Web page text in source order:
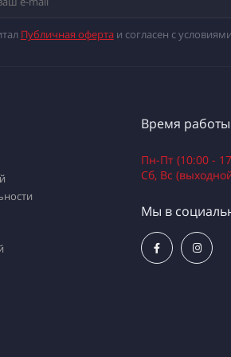
Публичная офертаи согласен с условиями
Время работы
Пн-Пт (10:00 -
Сб, Вс
Мы в